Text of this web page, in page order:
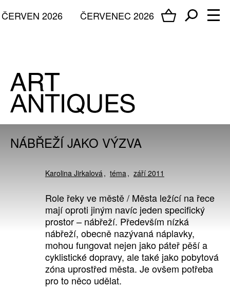
ČERVENEC 2026
ČERVEN 2026
NÁBŘEŽÍ JAKO VÝZVA
Karolina Jirkalová téma září 2011
Role řeky ve městě / Města ležící na řece
mají oproti jiným navíc jeden specifický
prostor – nábřeží. Především nízká
nábřeží, obecně nazývaná náplavky,
mohou fungovat nejen jako páteř pěší a
cyklistické dopravy, ale také jako pobytová
zóna uprostřed města. Je ovšem potřeba
pro to něco udělat.